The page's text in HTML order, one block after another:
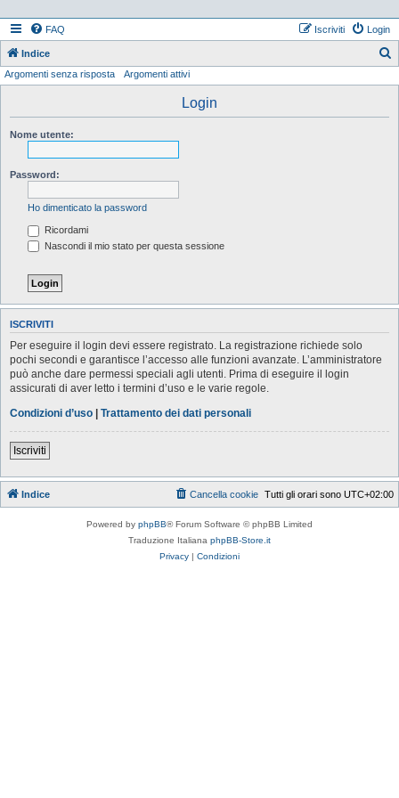
FAQ Login
Iscriviti
Indice
Argomenti senza risposta Argomenti attivi
Login
Nome utente:
Password:
Ho dimenticato la password
Ricordami
Nascondi il mio stato per questa sessione
ISCRIVITI
Per eseguire il login devi essere registrato. La registrazione richiede solo
pochi secondi e garantisce l’accesso alle funzioni avanzate. L’amministratore
può anche dare permessi speciali agli utenti. Prima di eseguire il login
assicurati di aver letto i termini d’uso e le varie regole.
Condizioni d’uso | Trattamento dei dati personali
Iscriviti
Indice Tutti gli orari sono UTC+02:00
Cancella cookie
Powered by phpBB® Forum Software © phpBB Limited
Traduzione Italiana phpBB-Store.it
Privacy | Condizioni